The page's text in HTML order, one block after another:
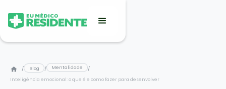
/ Blog / Mentalidade
/
Inteligência emocional: o que é e como fazer para desenvolver